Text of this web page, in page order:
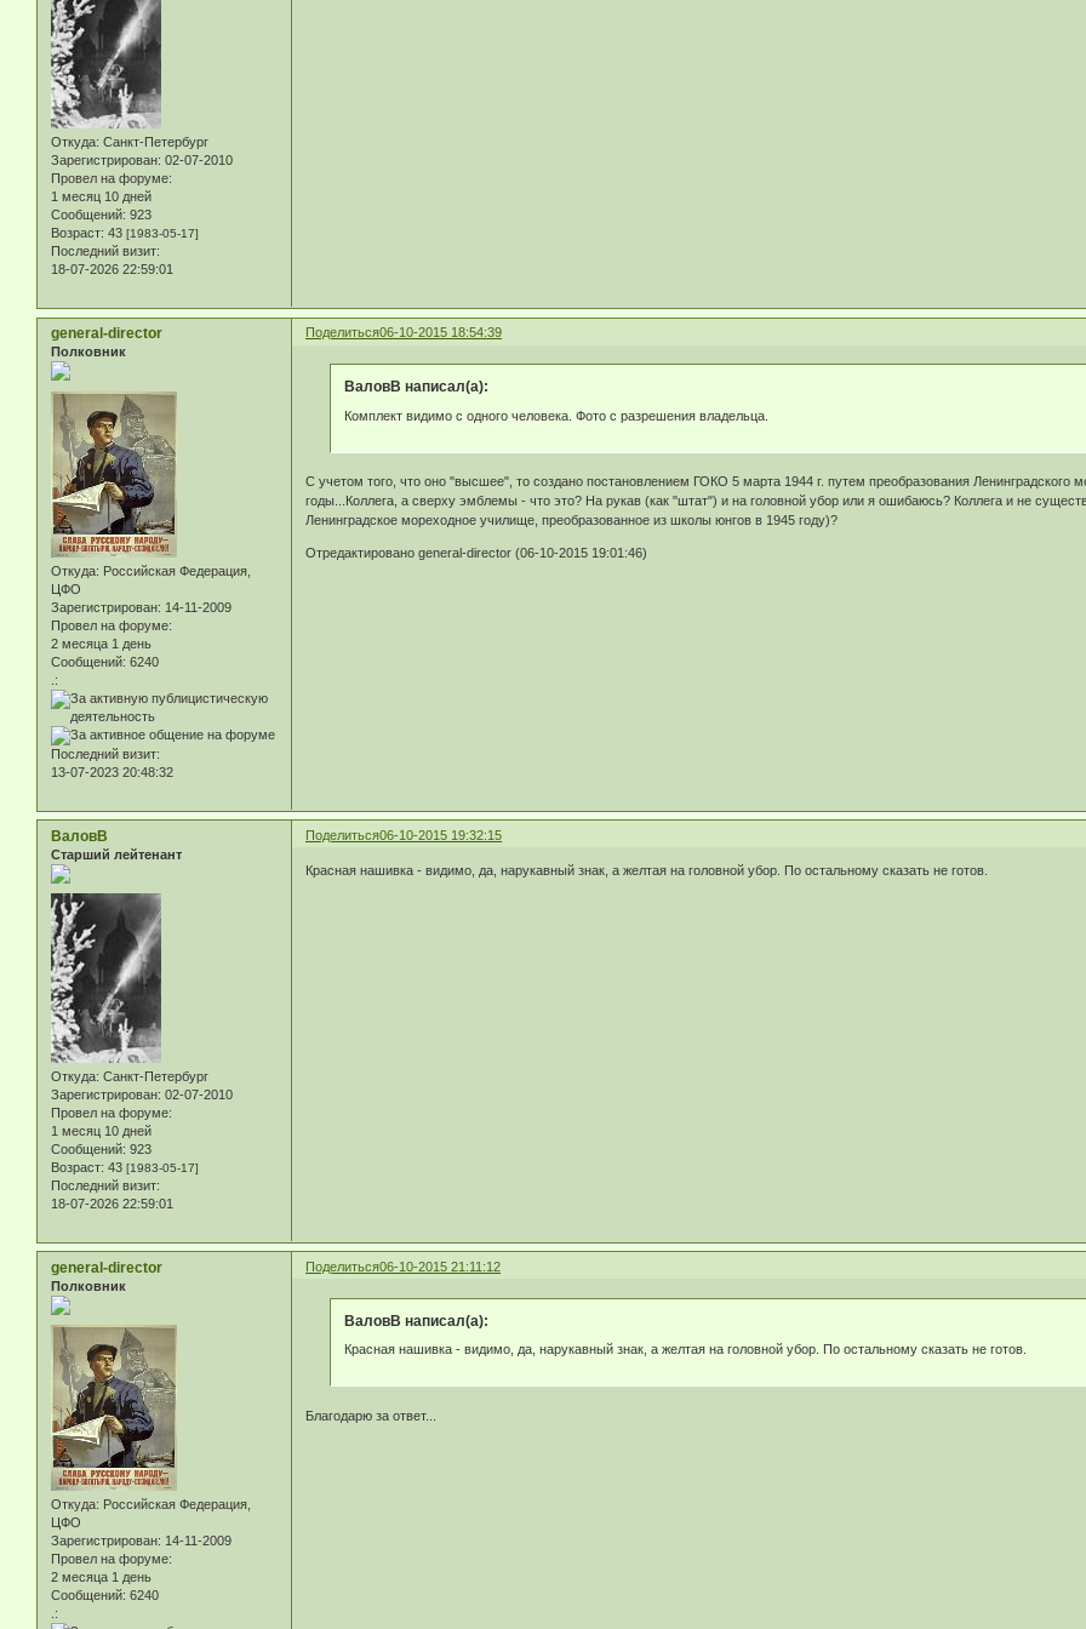
Откуда: Санкт-Петербург
Зарегистрирован: 02-07-2010
Провел на форуме:
1 месяц 10 дней
Сообщений: 923
Возраст: 43 [1983-05-17]
Последний визит:
18-07-2026 22:59:01
Поделиться06-10-2015 18:54:39
general-director
Полковник
Откуда: Российская Федерация,
ЦФО
Зарегистрирован: 14-11-2009
Провел на форуме:
2 месяца 1 день
Сообщений: 6240
.:
Последний визит:
13-07-2023 20:48:32
ВаловВ написал(а):
Комплект видимо с одного человека. Фото с разрешения владельца.
С учетом того, что оно "высшее", то создано постановлением ГОКО 5 марта 1944 г. путем преобразования
годы...Коллега, а сверху эмблемы - что это? На рукав (как "штат") и на головной убор или я ошибаюсь? Коллега и не
Ленинградское мореходное училище, преобразованное из школы юнгов в 1945 году)?
Отредактировано general-director (06-10-2015 19:01:46)
Поделиться06-10-2015 19:32:15
ВаловВ
Старший лейтенант
Откуда: Санкт-Петербург
Зарегистрирован: 02-07-2010
Провел на форуме:
1 месяц 10 дней
Сообщений: 923
Возраст: 43 [1983-05-17]
Последний визит:
18-07-2026 22:59:01
Красная нашивка - видимо, да, нарукавный знак, а желтая на головной убор. По остальному сказать не готов.
Поделиться06-10-2015 21:11:12
general-director
Полковник
Откуда: Российская Федерация,
ЦФО
Зарегистрирован: 14-11-2009
Провел на форуме:
2 месяца 1 день
Сообщений: 6240
.:
ВаловВ написал(а):
Красная нашивка - видимо, да, нарукавный знак, а желтая на головной убор. По остальному сказать не готов.
Благодарю за ответ...